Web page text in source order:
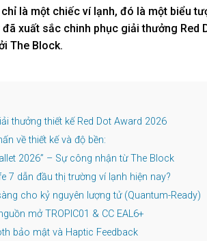
là một chiếc ví lạnh, đó là một biểu
xuất sắc chinh phục giải thưởng Red
The Block.
thưởng thiết kế Red Dot Award 2026
về thiết kế và độ bền:
2026” – Sự công nhận từ The Block
7 dẫn đầu thị trường ví lạnh hiện nay?
cho kỷ nguyên lượng tử (Quantum-Ready)
mở TROPIC01 & CC EAL6+
bảo mật và Haptic Feedback